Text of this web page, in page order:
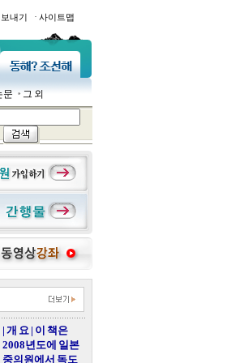
내기 · 사이트맵
문 그 외
| 개 요 | 이 책은
2008년도에 일본
중의원에서 독도